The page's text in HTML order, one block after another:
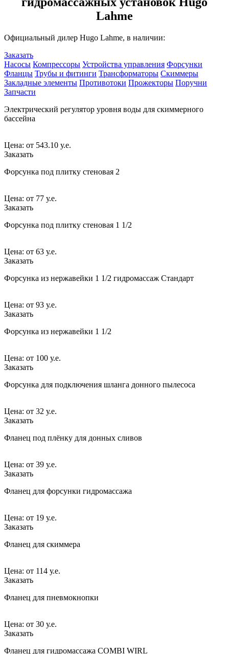
Lahme
Официальный дилер Hugo Lahme, в наличии:
Заказать
Насосы Компрессоры Устройства управления Форсунки
Фланцы Трубы и фитинги Трансформаторы Скиммеры
Закладные элементы Противотоки Прожекторы Поручни
Запчасти
Электрический регулятор уровня воды для скиммерного
бассейна
Цена: от 543.10 у.е.
Заказать
Форсунка под плитку стеновая 2
Цена: от 77 у.е.
Заказать
Форсунка под плитку стеновая 1 1/2
Цена: от 63 у.е.
Заказать
Форсунка из нержавейки 1 1/2 гидромассаж Стандарт
Цена: от 93 у.е.
Заказать
Форсунка из нержавейки 1 1/2
Цена: от 100 у.е.
Заказать
Форсунка для подключения шланга донного пылесоса
Цена: от 32 у.е.
Заказать
Фланец под плёнку для донных сливов
Цена: от 39 у.е.
Заказать
Фланец для форсунки гидромассажа
Цена: от 19 у.е.
Заказать
Фланец для скиммера
Цена: от 114 у.е.
Заказать
Фланец для пневмокнопки
Цена: от 30 у.е.
Заказать
Фланец для гидромассажа COMBI WIRL